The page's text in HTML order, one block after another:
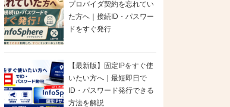
プロバイダ契約を忘れてい
た方へ｜接続ID・パスワー
ドをすぐ発行
【最新版】固定IPをすぐ使
いたい方へ｜最短即日で
ID・パスワード発行できる
方法を解説